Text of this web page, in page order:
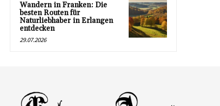
Wandern in Franken: Die
besten Routen für
Naturliebhaber in Erlangen
entdecken
29.07.2026